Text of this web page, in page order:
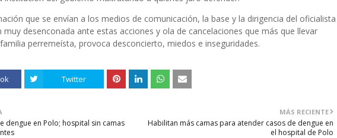
que se envían a los medios de comunicación, la base y la dirigencia del oficialista
muy desenconada ante estas acciones y ola de cancelaciones que más que llevar
perremeísta, provoca desconcierto, miedos e inseguridades.
Twitter
MÁS RECIENTE
Habilitan más camas para atender casos de dengue en
el hospital de Polo
dengue en Polo; hospital sin camas